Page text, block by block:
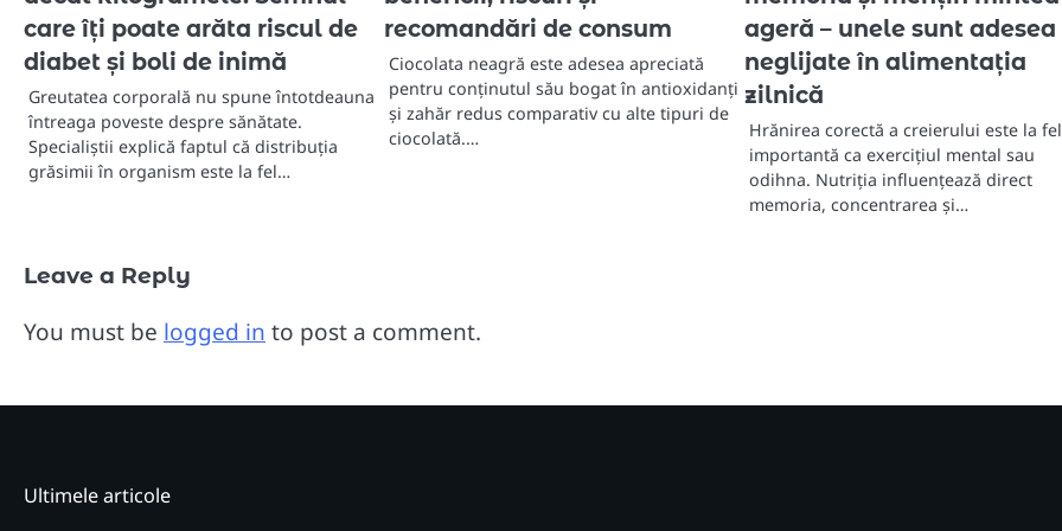
care îți poate arăta riscul de
diabet și boli de inimă
Greutatea corporală nu spune întotdeauna
întreaga poveste despre sănătate.
Specialiștii explică faptul că distribuția
grăsimii în organism este la fel…
recomandări de consum
Ciocolata neagră este adesea apreciată
pentru conținutul său bogat în antioxidanți
și zahăr redus comparativ cu alte tipuri de
ciocolată.…
ageră – unele sunt adesea
neglijate în alimentația
zilnică
Hrănirea corectă a creierului este la
importantă ca exercițiul mental sau
odihna. Nutriția influențează direct
memoria, concentrarea și…
Leave a Reply
You must be logged in to post a comment.
Ultimele articole